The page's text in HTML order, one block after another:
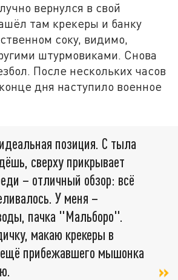
вернулся в свой
там крекеры и банку
соку, видимо,
штурмовиками. Снова
После нескольких часов
дня наступило военное
позиция. С тыла
сверху прикрывает
– отличный обзор: всё
У меня –
пачка "Мальборо".
макаю крекеры в
прибежавшего мышонка